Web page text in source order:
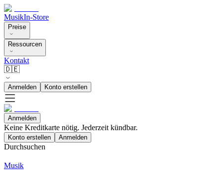
MusikIn-Store
Preise
Ressourcen
Kontakt
🇩🇪
Anmelden Konto erstellen
Anmelden
Keine Kreditkarte nötig. Jederzeit kündbar.
Konto erstellen Anmelden
Durchsuchen
Musik